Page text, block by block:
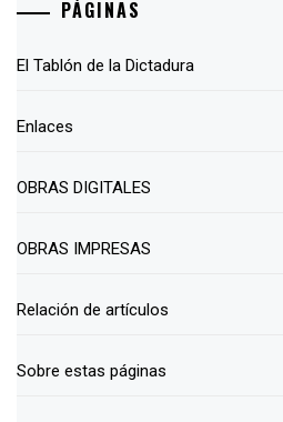
PÁGINAS
El Tablón de la Dictadura
Enlaces
OBRAS DIGITALES
OBRAS IMPRESAS
Relación de artículos
Sobre estas páginas